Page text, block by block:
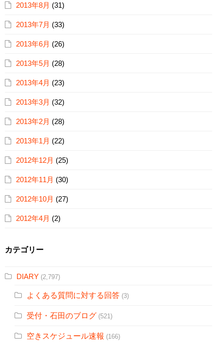
2013年8月 (31)
2013年7月 (33)
2013年6月 (26)
2013年5月 (28)
2013年4月 (23)
2013年3月 (32)
2013年2月 (28)
2013年1月 (22)
2012年12月 (25)
2012年11月 (30)
2012年10月 (27)
2012年4月 (2)
カテゴリー
DIARY (2,797)
よくある質問に対する回答 (3)
受付・石田のブログ (521)
空きスケジュール速報 (166)